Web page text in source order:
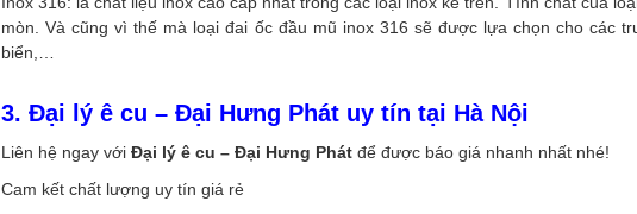
mòn. Và cũng vì thế mà loại đai ốc đầu mũ inox 316 sẽ được lựa chọn cho các
biển,…
3. Đại lý ê cu – Đại Hưng Phát uy tín tại Hà Nội
Liên hệ ngay với Đại lý ê cu – Đại Hưng Phát để được báo giá nhanh nhất nhé!
Cam kết chất lượng uy tín giá rẻ